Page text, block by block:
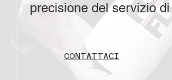
CONTATTACI
precisione del servizio